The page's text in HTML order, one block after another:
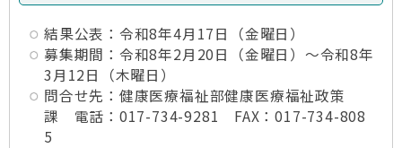
結果公表：令和8年4月17日（金曜日）
募集期間：令和8年2月20日（金曜日）～令和8年
3月12日（木曜日）
問合せ先：健康医療福祉部健康医療福祉政策
課 電話：017-734-9281 FAX：017-734-808
5